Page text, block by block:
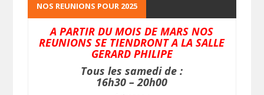
NOS REUNIONS POUR 2025
A PARTIR DU MOIS DE MARS NOS
REUNIONS SE TIENDRONT A LA SALLE
GERARD PHILIPE
Tous les samedi de :
16h30 – 20h00